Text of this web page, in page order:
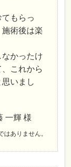
もらっ
術後は楽
かったけ
これから
いまし
一輝 様
ありません。